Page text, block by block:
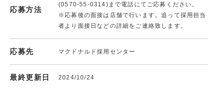
応募方法
(0570-55-0314)まで電話にてご応募ください。
※応募後の面接は店舗で行います。追って採用担当
者より面接日などの詳細をご連絡致します。
応募先 マクドナルド採用センター
最終更新日 2024/10/24